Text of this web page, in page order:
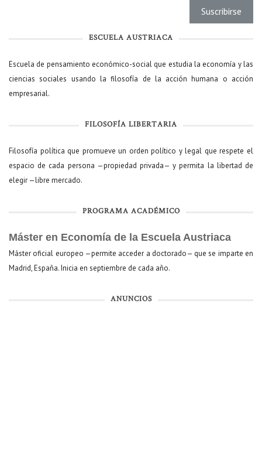
ESCUELA AUSTRIACA
Escuela de pensamiento económico-social que estudia la economía y las
ciencias sociales usando la filosofía de la acción humana o acción
empresarial.
FILOSOFÍA LIBERTARIA
Filosofía política que promueve un orden político y legal que respete el
espacio de cada persona —propiedad privada— y permita la libertad de
elegir —libre mercado.
PROGRAMA ACADÉMICO
Máster en Economía de la Escuela Austriaca
Máster oficial europeo —permite acceder a doctorado— que se imparte en
Madrid, España. Inicia en septiembre de cada año.
ANUNCIOS